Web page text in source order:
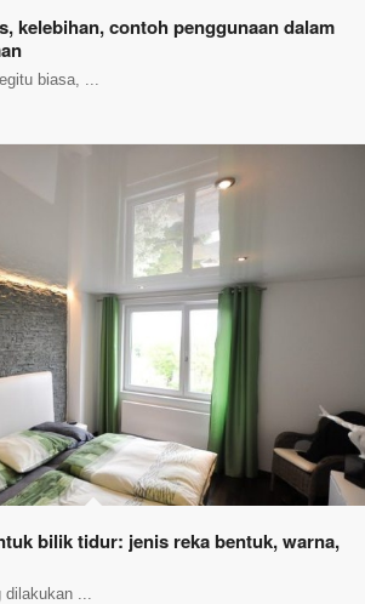
kelebihan, contoh penggunaan dalam
biasa, ...
bilik tidur: jenis reka bentuk, warna,
dilakukan ...